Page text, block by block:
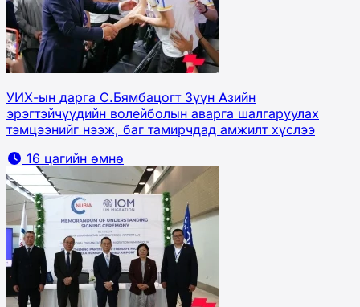
УИХ-ын дарга С.Бямбацогт Зүүн Азийн
эрэгтэйчүүдийн волейболын аварга шалгаруулах
тэмцээнийг нээж, баг тамирчдад амжилт хүслээ
16 цагийн өмнө